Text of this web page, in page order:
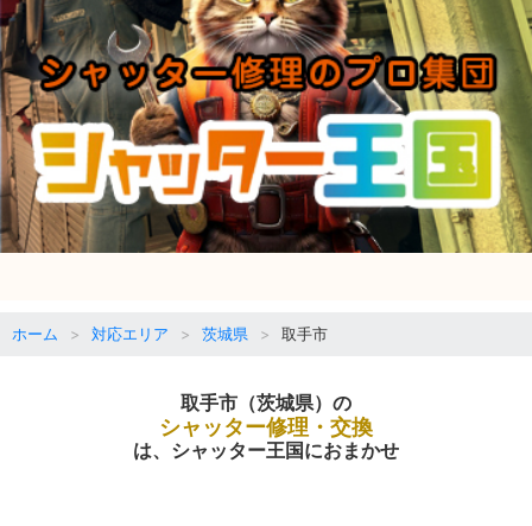
ホーム 対応エリア 茨城県 取手市
取手市（茨城県）の
シャッター修理・交換
は、シャッター王国におまかせ